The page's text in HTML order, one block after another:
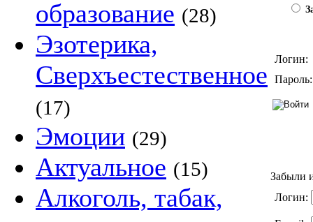
образование (28)
Эзотерика,
Сверхъестественное
(17)
Эмоции (29)
Актуальное (15)
Алкоголь, табак,
Логин:
Пароль:
Забыли
Логин: